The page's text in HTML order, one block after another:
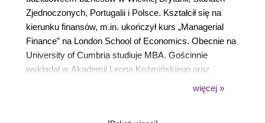
Zjednoczonych, Portugalii i Polsce. Kształcił się na
kierunku finansów, m.in. ukończył kurs „Managerial
Finance” na London School of Economics. Obecnie na
University of Cumbria studiuje MBA. Gościnnie
wykładał w Akademii Leona Koźmińskiego oraz
Hallam University w Sheffield w UK. Wprowadzawięcej »